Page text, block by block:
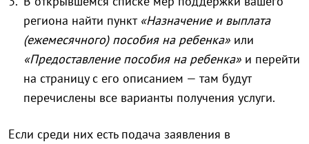
региона найти пункт «Назначение и выплата
(ежемесячного) пособия на ребенка» или
«Предоставление пособия на ребенка» и перейти
на страницу с его описанием — там будут
перечислены все варианты получения услуги.
Если среди них есть подача заявления в